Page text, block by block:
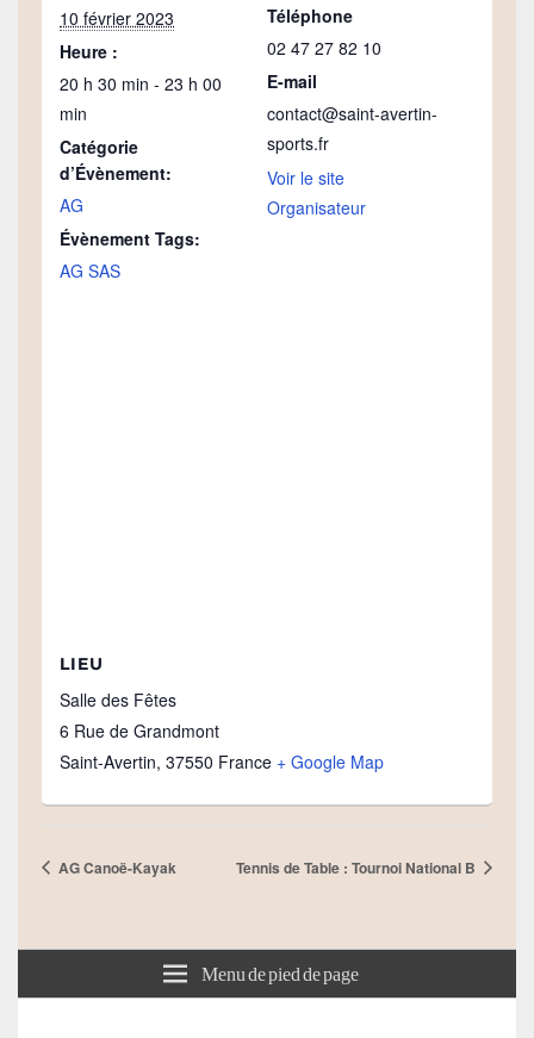
10 février 2023
Heure :
20 h 30 min - 23 h 00
min
Catégorie
d’Évènement:
AG
Évènement Tags:
AG SAS
Téléphone
02 47 27 82 10
E-mail
contact@saint-avertin-
sports.fr
Voir le site
Organisateur
LIEU
Salle des Fêtes
6 Rue de Grandmont
Saint-Avertin, 37550 France + Google Map
AG Canoë-Kayak Tennis de Table : Tournoi National B
Menu de pied de page